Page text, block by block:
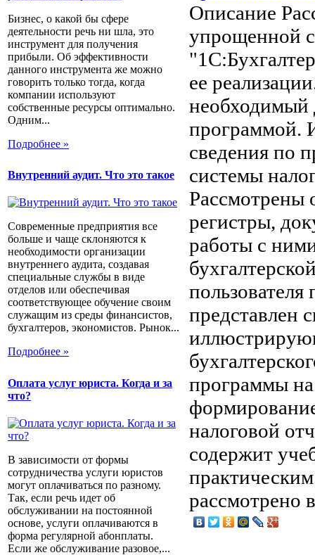
Бизнес, о какой бы сфере
деятельности речь ни шла, это
инструмент для получения
прибыли. Об эффективности
данного инструмента же можно
говорить только тогда, когда
компании используют
собственные ресурсы оптимально.
Одним...
Подробнее »
Внутренний аудит. Что это такое
Современные предприятия все
больше и чаще склоняются к
необходимости организации
внутреннего аудита, создавая
специальные службы в виде
отделов или обеспечивая
соответствующее обучение своим
служащим из среды финансистов,
бухгалтеров, экономистов. Рынок...
Подробнее »
Оплата услуг юриста. Когда и за
что?
В зависимости от формы
сотрудничества услуги юристов
могут оплачиваться по разному.
Так, если речь идет об
обслуживании на постоянной
основе, услуги оплачиваются в
форма регулярной абонплаты.
Если же обслуживание разовое,...
Описание
упрощенной
ее
необходимый
программой.
сведения по
системы
Рассмотрены
регистры,
работы с
представлен
программы
налоговой
содержит
рассмотрено